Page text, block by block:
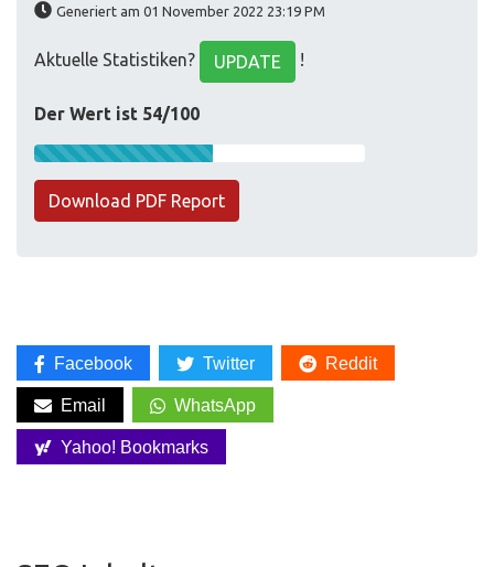
Generiert am 01 November 2022 23:19 PM
Aktuelle Statistiken? UPDATE !
Der Wert ist 54/100
Download PDF Report
Facebook Twitter Reddit
Email WhatsApp
Yahoo! Bookmarks